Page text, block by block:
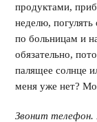
продуктами,
неделю,
по больницам и
обязательно,
палящее солнце
меня уже нет?
Звонит